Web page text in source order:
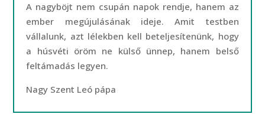
A nagyböjt nem csupán napok rendje, hanem az
ember megújulásának ideje. Amit testben
vállalunk, azt lélekben kell beteljesítenünk, hogy
a húsvéti öröm ne külső ünnep, hanem belső
feltámadás legyen.
Nagy Szent Leó pápa